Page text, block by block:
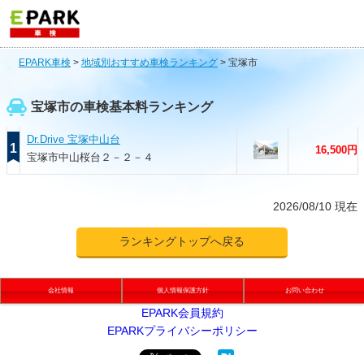
EPARK車検 > 地域別おすすめ車検ランキング> 宝塚市
宝塚市の車検基本料ランキング
1
Dr.Drive 宝塚中山台
宝塚市中山桜台２－２－４
16,500円
2026/08/10 現在
ランキングトップへ戻る
会社情報 個人情報保護方針 お問い合わせ